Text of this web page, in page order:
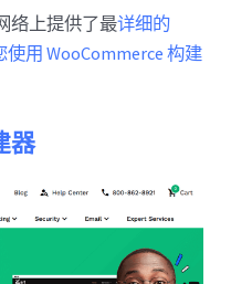
络上提供了最详细的
用 WooCommerce 构建
器